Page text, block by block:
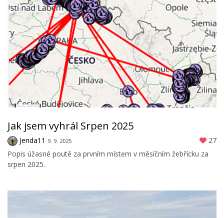
Jak jsem vyhrál Srpen 2025
Jenda11 9. 9. 2025
27
Popis úžasné poutě za prvním místem v měsíčním žebřícku za
srpen 2025.